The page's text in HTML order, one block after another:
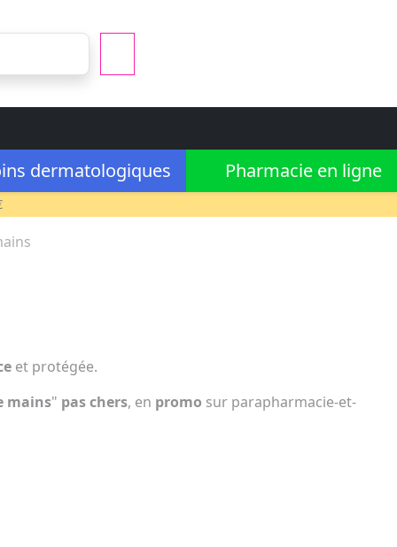
dermatologiques
Pharmacie en ligne
et protégée.
mains" pas chers, en promo sur parapharmacie-et-